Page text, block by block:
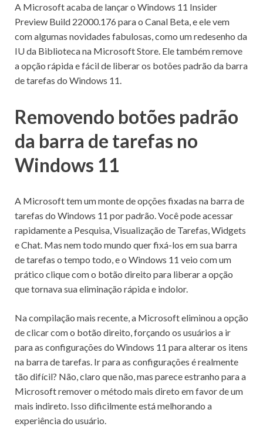
A Microsoft acaba de lançar o Windows 11 Insider
Preview Build 22000.176 para o Canal Beta, e ele vem
com algumas novidades fabulosas, como um redesenho da
IU da Biblioteca na Microsoft Store. Ele também remove
a opção rápida e fácil de liberar os botões padrão da barra
de tarefas do Windows 11.
Removendo botões padrão
da barra de tarefas no
Windows 11
A Microsoft tem um monte de opções fixadas na barra de
tarefas do Windows 11 por padrão.Você pode acessar
rapidamente a Pesquisa, Visualização de Tarefas, Widgets
e Chat. Mas nem todo mundo quer fixá-los em sua barra
de tarefas o tempo todo, e o Windows 11 veio com um
prático clique com o botão direito para liberar a opção
que tornava sua eliminação rápida e indolor.
Na compilação mais recente, a Microsoft eliminou a opção
de clicar com o botão direito, forçando os usuários a ir
para as configurações do Windows 11 para alterar os itens
na barra de tarefas. Ir para as configurações é realmente
tão difícil? Não, claro que não, mas parece estranho para a
Microsoft remover o método mais direto em favor de um
mais indireto. Isso dificilmente está melhorando a
experiência do usuário.